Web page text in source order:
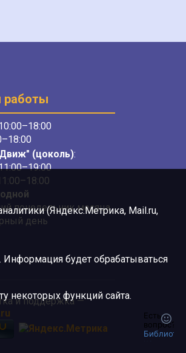
(цоколь):
понедельник месяца
день
и поддержка —
(Яндекс.Метрика, Mail.ru,
будет обрабатываться
некоторых функций сайта.